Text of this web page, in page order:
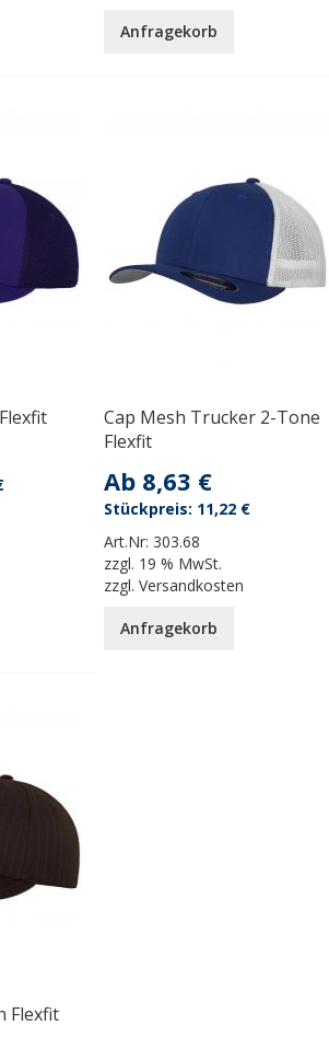
Anfragekorb
Cap Mesh Trucker 2-Tone
Flexfit
Ab 8,63 €
Art.Nr: 303.68
zzgl. 19 % MwSt.
zzgl.Versandkosten
11,22 €
Anfragekorb
Flexfit